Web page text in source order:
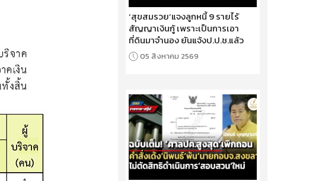
‘สุขสมรวย’แจงลูกหนี้ 9 รายไร้
สัญญาเงินกู้ เพราะเป็นการเอา
ที่ดินมาจำนอง ยันแจ้งป.ป.ช.แล้ว
05 สิงหาคม 2569